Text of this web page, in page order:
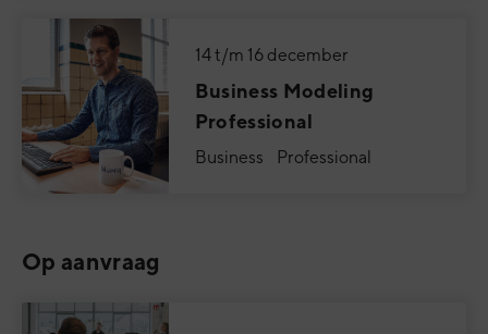
14 t/m 16 december
Business Modeling
Professional
Business Professional
Op aanvraag